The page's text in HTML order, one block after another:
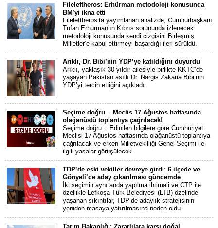
Fileleftheros: Erhürman metodoloji konusunda
BM’yi ikna etti
Fileleftheros’ta yayımlanan analizde, Cumhurbaşkanı
Tufan Erhürman’ın Kıbrıs sorununda izlenecek
metodoloji konusunda kendi çizgisini Birleşmiş
Milletler’e kabul ettirmeyi başardığı ileri sürüldü.
Arıklı, Dr. Bibi’nin YDP’ye katıldığını duyurdu
Arıklı, yaklaşık 30 yıldır ailesiyle birlikte KKTC’de
yaşayan Pakistan asıllı Dr. Nargis Zakaria Bibi’nin
YDP’yi tercih ettiğini açıkladı.
Seçime doğru... Meclis 17 Ağustos haftasında
olağanüstü toplantıya çağrılacak!
Seçime doğru... Edinilen bilgilere göre Cumhuriyet
Meclisi 17 Ağustos haftasında olağanüstü toplantıya
çağrılacak ve erken Milletvekilliği Genel Seçimi ile
ilgili yasalar görüşülecek.
TDP’de eski vekiller devreye girdi: 6 ilçede ve
Gönyeli’de aday çıkarılması gündemde
İki seçimin aynı anda yapılma ihtimali ve CTP ile
özellikle Lefkoşa Türk Belediyesi (LTB) özelinde
yaşanan sıkıntılar, TDP’de adaylık stratejisinin
yeniden masaya yatırılmasına neden oldu.
Tarım Bakanlığı: Zararlılara karşı doğal